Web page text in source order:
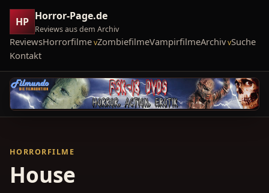
HP Horror-Page.de
Reviews aus dem Archiv
ReviewsHorrorfilme ZombiefilmeVampirfilmeArchiv Suche
Kontakt
HORRORFILME
House